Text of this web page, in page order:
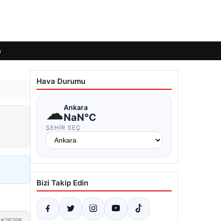
Hava Durumu
☁Ankara
NaN°C
ŞEHIR SEÇ
Bizi Takip Edin